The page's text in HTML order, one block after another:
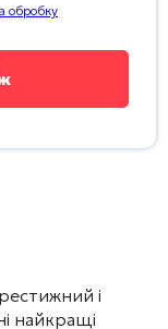
обробку
і
найкращі